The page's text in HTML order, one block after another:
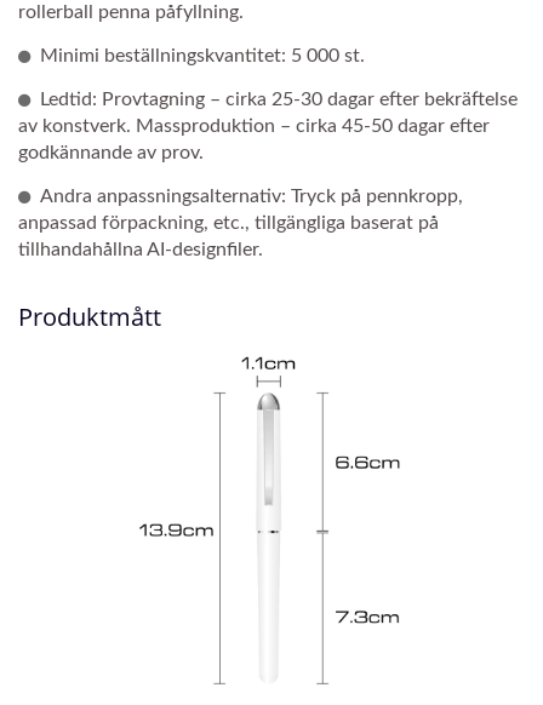
rollerball penna påfyllning.
Minimi beställningskvantitet: 5 000 st.
Ledtid: Provtagning – cirka 25-30 dagar efter bekräftelse
av konstverk. Massproduktion – cirka 45-50 dagar efter
godkännande av prov.
Andra anpassningsalternativ: Tryck på pennkropp,
anpassad förpackning, etc., tillgängliga baserat på
tillhandahållna AI-designfiler.
Produktmått